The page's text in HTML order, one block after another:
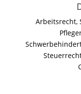
Arbeitsrecht,